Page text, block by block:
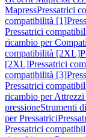
MapressPressatrici
compatibilità [1]
Pressatrici
ricambio per
compatibilità [2XL]
[2XL]Pressatrici
compatibilità [3]
Pressatrici
ricambio per
pressioneStrumenti
per Pressatrici
Pressatrici